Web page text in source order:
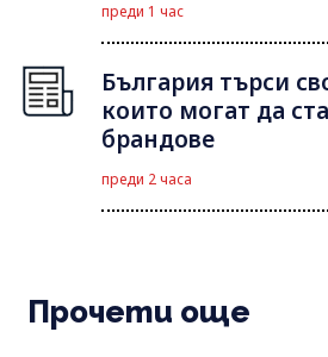
преди 1 час
България търси
които могат да
брандове
преди 2 часа
Прочети още